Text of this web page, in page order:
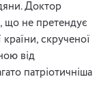
Доктор
що не претендує
країни, скрученої
від
патріотичніша